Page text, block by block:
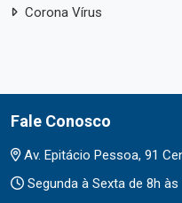
Corona Vírus
Fale Conosco
Av. Epitácio Pessoa, 91
Segunda à Sexta de 8h às